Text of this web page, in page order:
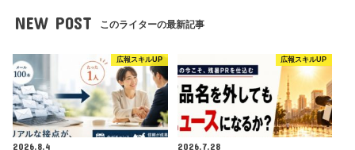
NEW POST このライターの最新記事
広報スキルUP
2026.8.4
広報スキルUP
2026.7.28